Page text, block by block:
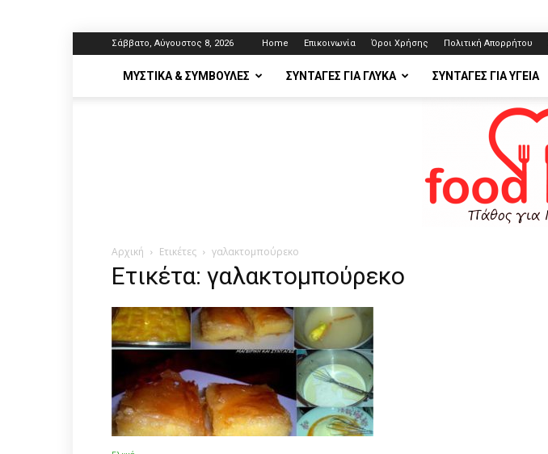
Σάββατο, Αύγουστος 8, 2026 Home Επικοινωνία Όροι Χρήσης Πολιτική Απορρήτου
ΜΥΣΤΙΚΆ & ΣΥΜΒΟΥΛΈΣ ΣΥΝΤΑΓΈΣ ΓΙΑ ΓΛΥΚΆ ΣΥΝΤΑΓΈΣ ΓΙΑ ΥΓΕΊΑ
Αρχική Ετικέτες γαλακτομπούρεκο
Ετικέτα: γαλακτομπούρεκο